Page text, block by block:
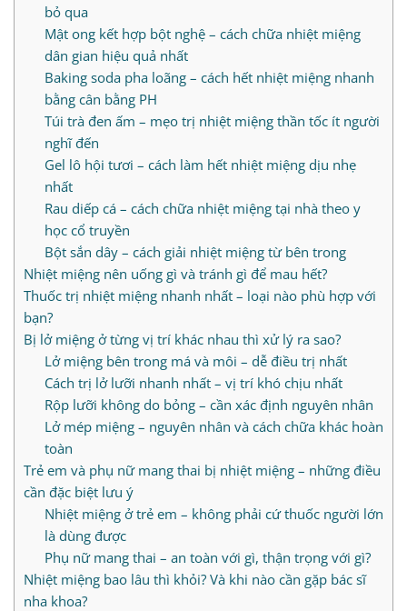
bỏ qua
Mật ong kết hợp bột nghệ – cách chữa nhiệt miệng
dân gian hiệu quả nhất
Baking soda pha loãng – cách hết nhiệt miệng nhanh
bằng cân bằng PH
Túi trà đen ấm – mẹo trị nhiệt miệng thần tốc ít người
nghĩ đến
Gel lô hội tươi – cách làm hết nhiệt miệng dịu nhẹ
nhất
Rau diếp cá – cách chữa nhiệt miệng tại nhà theo y
học cổ truyền
Bột sắn dây – cách giải nhiệt miệng từ bên trong
Nhiệt miệng nên uống gì và tránh gì để mau hết?
Thuốc trị nhiệt miệng nhanh nhất – loại nào phù hợp với
bạn?
Bị lở miệng ở từng vị trí khác nhau thì xử lý ra sao?
Lở miệng bên trong má và môi – dễ điều trị nhất
Cách trị lở lưỡi nhanh nhất – vị trí khó chịu nhất
Rộp lưỡi không do bỏng – cần xác định nguyên nhân
Lở mép miệng – nguyên nhân và cách chữa khác hoàn
toàn
Trẻ em và phụ nữ mang thai bị nhiệt miệng – những điều
cần đặc biệt lưu ý
Nhiệt miệng ở trẻ em – không phải cứ thuốc người lớn
là dùng được
Phụ nữ mang thai – an toàn với gì, thận trọng với gì?
Nhiệt miệng bao lâu thì khỏi? Và khi nào cần gặp bác sĩ
nha khoa?